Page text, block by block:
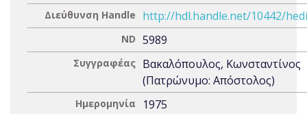
Διεύθυνση Handle http://hdl.handle.net/10442/
ND 5989
Συγγραφέας Βακαλόπουλος, Κωνσταντίνος
(Πατρώνυμο: Απόστολος)
Ημερομηνία 1975